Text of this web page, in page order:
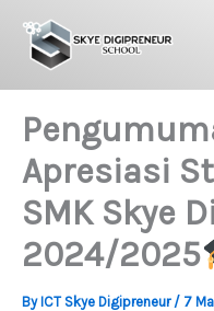
content
Apresiasi
SMK Skye
2024/2025
By ICT Skye Digipreneur / 7